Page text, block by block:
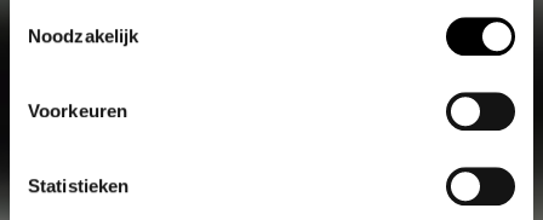
Noodzakelijk
Voorkeuren
Statistieken